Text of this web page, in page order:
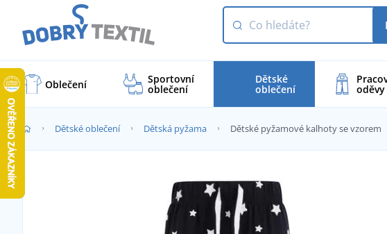
Oblečení Sportovní
oblečení
Dětské
oblečení oděvy
Dětské oblečení Dětská pyžama Dětské pyžamové kalhoty se vzorem